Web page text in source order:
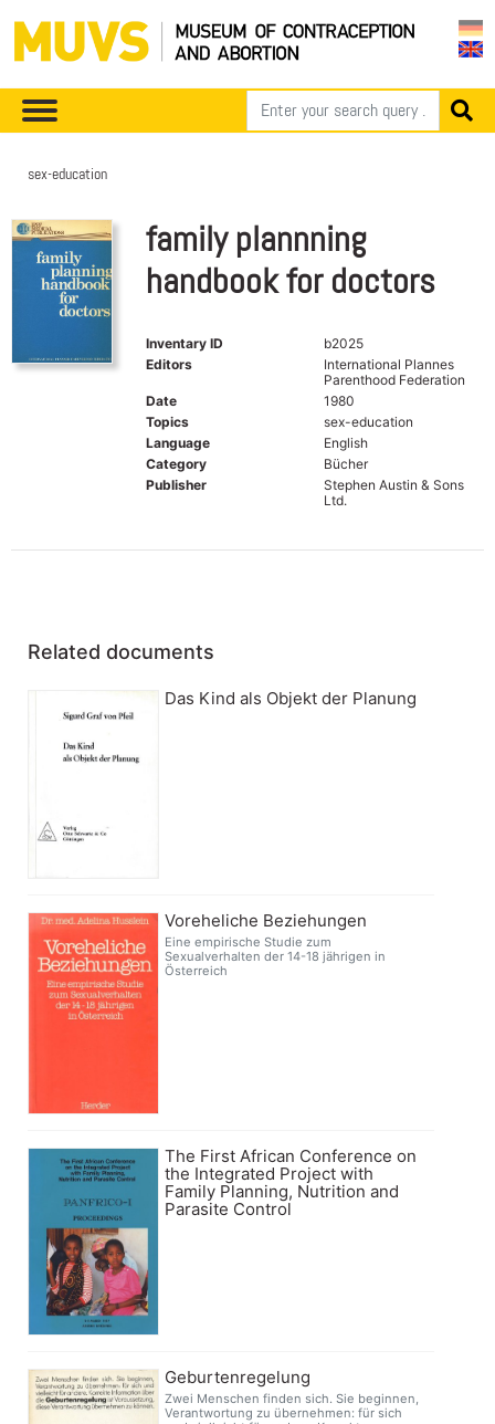
sex-education
family plannning
handbook for doctors
Inventary ID
b2025
Editors
International Plannes
Parenthood Federation
Date
1980
Topics
sex-education
Language
English
Category
Bücher
Publisher
Stephen Austin & Sons
Ltd.
Related documents
Das Kind als Objekt der Planung
Voreheliche Beziehungen
Eine empirische Studie zum
Sexualverhalten der 14-18 jährigen in
Österreich
The First African Conference on
the Integrated Project with
Family Planning, Nutrition and
Parasite Control
Geburtenregelung
Zwei Menschen finden sich. Sie beginnen,
Verantwortung zu übernehmen: für sich